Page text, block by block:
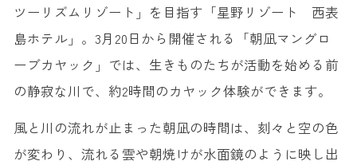
ツーリズムリゾート」を目指す「星野リゾート 西表
島ホテル」。3月20日から開催される「朝凪マングロ
ーブカヤック」では、生きものたちが活動を始める前
の静寂な川で、約2時間のカヤック体験ができます。
風と川の流れが止まった朝凪の時間は、刻々と空の色
が変わり、流れる雲や朝焼けが水面鏡のように映し出